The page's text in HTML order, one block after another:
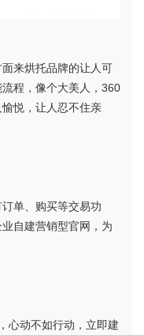
来烘托品牌的让人可
程，像个大美人，360
悦，让人忍不住亲
单、购买等交易功
自建营销型官网，为
心动不如行动，立即建